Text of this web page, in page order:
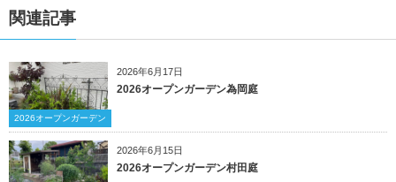
関連記事
2026年6月17日
2026オープンガーデン
2026オープンガーデン為岡庭
2026年6月15日
2026オープンガーデン村田庭